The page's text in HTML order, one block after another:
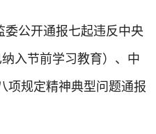
委公开通报七起违反中央
入节前学习教育）、中
项规定精神典型问题通报